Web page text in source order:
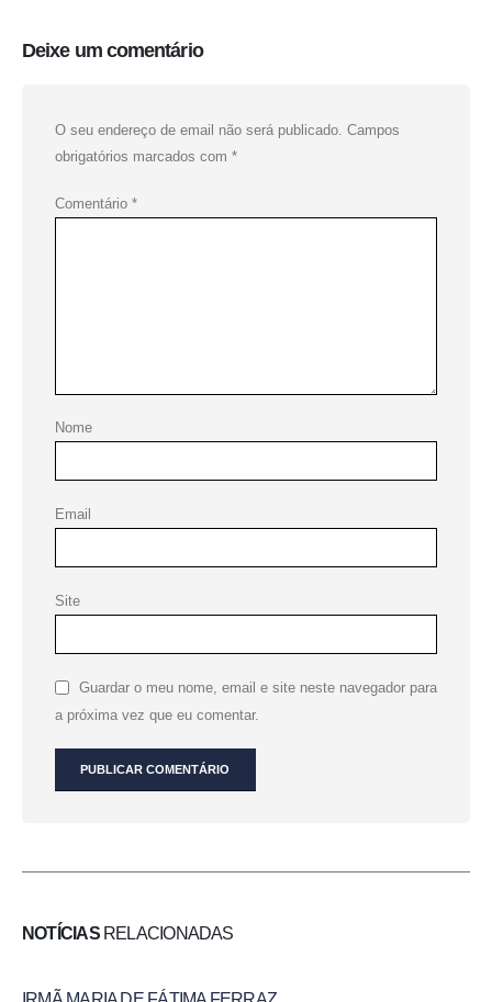
Deixe um comentário
O seu endereço de email não será publicado. Campos
obrigatórios marcados com *
Comentário *
Nome
Email
Site
Guardar o meu nome, email e site neste navegador para
a próxima vez que eu comentar.
NOTÍCIASRELACIONADAS